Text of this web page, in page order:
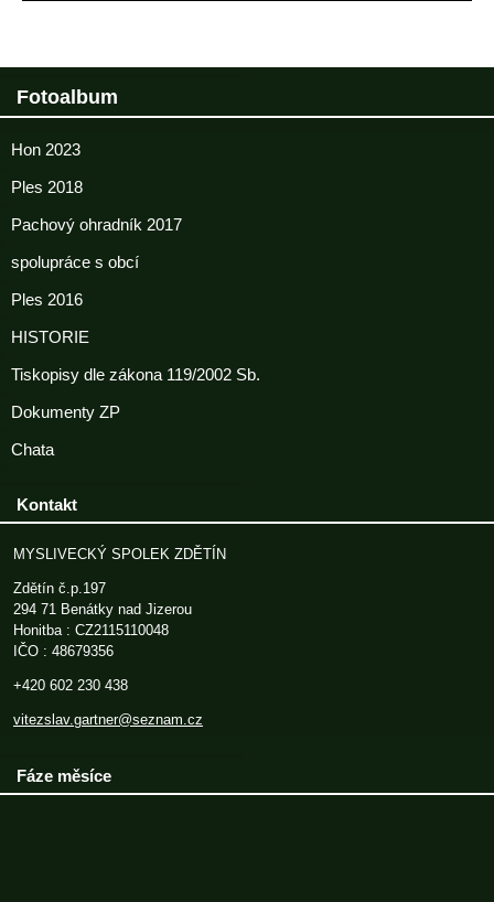
Fotoalbum
Hon 2023
Ples 2018
Pachový ohradník 2017
spolupráce s obcí
Ples 2016
HISTORIE
Tiskopisy dle zákona 119/2002 Sb.
Dokumenty ZP
Chata
Kontakt
MYSLIVECKÝ SPOLEK ZDĚTÍN
Zdětín č.p.197
294 71 Benátky nad Jizerou
Honitba : CZ2115110048
IČO : 48679356
+420 602 230 438
vitezslav.gartner@seznam.cz
Fáze měsíce